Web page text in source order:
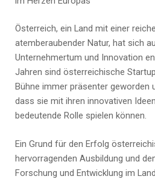
Österreich, ein Land mit einer
atemberaubender Natur, hat sich
Unternehmertum und Innovation
Jahren sind österreichische
Bühne immer präsenter geworden
dass sie mit ihren innovativen
bedeutende Rolle spielen können.
Ein Grund für den Erfolg
hervorragenden Ausbildung und
Forschung und Entwicklung im